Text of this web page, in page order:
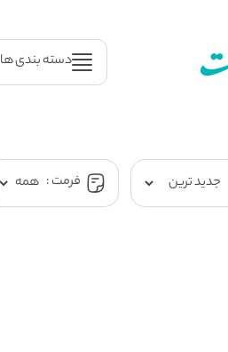
دسته بندی ها
فرمت :